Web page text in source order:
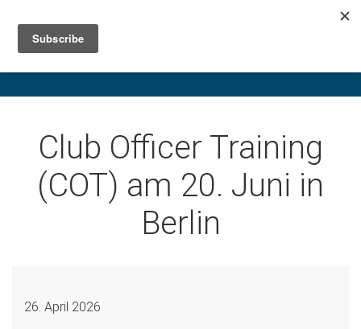
Club Officer Training
(COT) am 20. Juni in
Berlin
26. April 2026